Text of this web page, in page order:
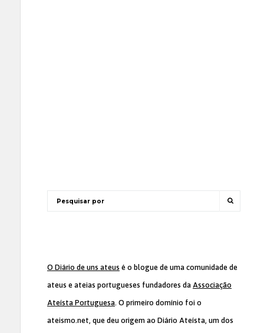
O Diário de uns ateus é o blogue de uma comunidade de
ateus e ateias portugueses fundadores da Associação
Ateísta Portuguesa. O primeiro domínio foi o
ateismo.net, que deu origem ao Diário Ateísta, um dos